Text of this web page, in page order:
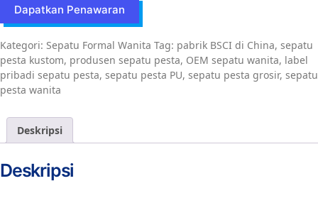
Dapatkan Penawaran
Kategori: Sepatu Formal Wanita Tag: pabrik BSCI di China, sepatu
pesta kustom, produsen sepatu pesta, OEM sepatu wanita, label
pribadi sepatu pesta, sepatu pesta PU, sepatu pesta grosir, sepatu
pesta wanita
Deskripsi
Deskripsi